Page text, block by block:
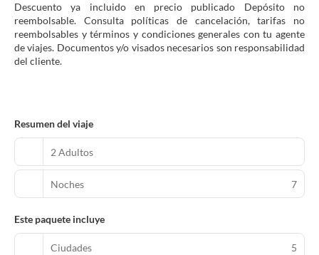
Descuento ya incluido en precio publicado Depósito no
reembolsable. Consulta políticas de cancelación, tarifas no
reembolsables y términos y condiciones generales con tu agente
de viajes. Documentos y/o visados necesarios son responsabilidad
del cliente.
Resumen del viaje
2 Adultos
Noches 7
Este paquete incluye
Ciudades 5